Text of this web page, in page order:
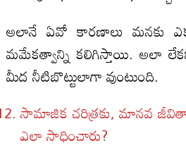
అలానే ఏవో కారణాలు మనకు
మమేకత్వాన్ని కలిగిస్తాయి. అలా
మీద నీటిబొట్టులాగా వుంటుంది.
సామాజిక చరిత్రకు, మానవ
ఎలా సాధించారు?